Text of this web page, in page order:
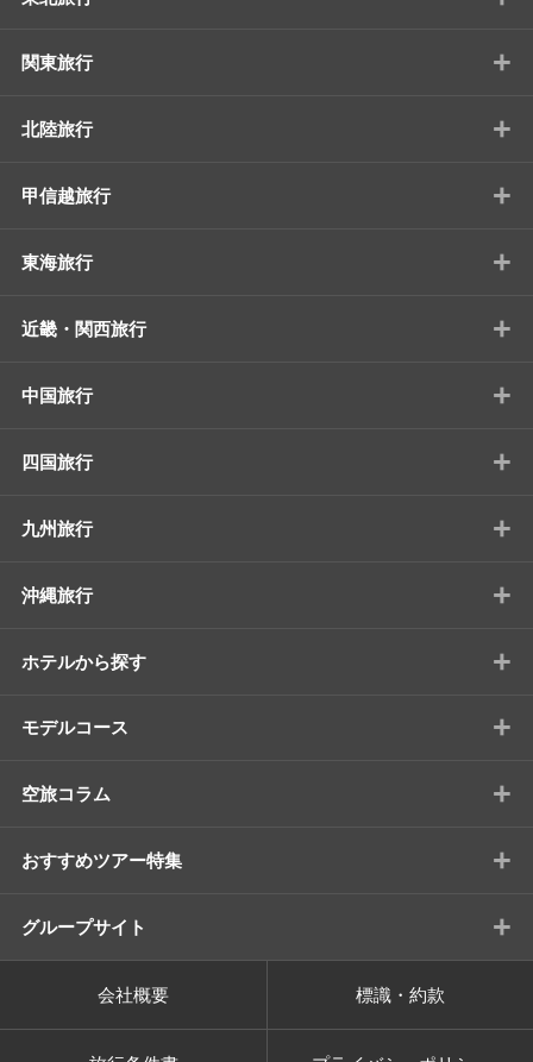
関東旅行 +
北陸旅行 +
甲信越旅行 +
東海旅行 +
近畿・関西旅行 +
中国旅行 +
四国旅行 +
九州旅行 +
沖縄旅行 +
ホテルから探す +
モデルコース +
空旅コラム +
おすすめツアー特集 +
グループサイト +
会社概要 標識・約款